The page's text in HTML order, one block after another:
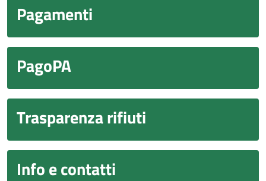
Pagamenti
PagoPA
Trasparenza rifiuti
Info e contatti